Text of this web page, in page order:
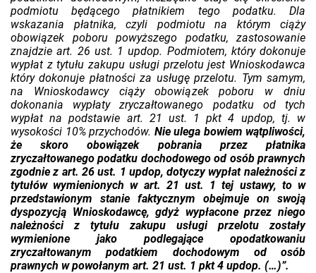
podmiotu będącego płatnikiem tego podatku. Dla
wskazania płatnika, czyli podmiotu na którym ciąży
obowiązek poboru powyższego podatku, zastosowanie
znajdzie art. 26 ust. 1 updop. Podmiotem, który dokonuje
wypłat z tytułu zakupu usługi przelotu jest Wnioskodawca
który dokonuje płatności za usługę przelotu. Tym samym,
na Wnioskodawcy ciąży obowiązek poboru w dniu
dokonania wypłaty zryczałtowanego podatku od tych
wypłat na podstawie art. 21 ust. 1 pkt 4 updop, tj. w
wysokości 10% przychodów. Nie ulega bowiem wątpliwości,
że skoro obowiązek pobrania przez płatnika
zryczałtowanego podatku dochodowego od osób prawnych
zgodnie z art. 26 ust. 1 updop, dotyczy wypłat należności z
tytułów wymienionych w art. 21 ust. 1 tej ustawy, to w
przedstawionym stanie faktycznym obejmuje on swoją
dyspozycją Wnioskodawcę, gdyż wypłacone przez niego
należności z tytułu zakupu usługi przelotu zostały
wymienione jako podlegające opodatkowaniu
zryczałtowanym podatkiem dochodowym od osób
prawnych w powołanym art. 21 ust. 1 pkt 4 updop. (…)”.